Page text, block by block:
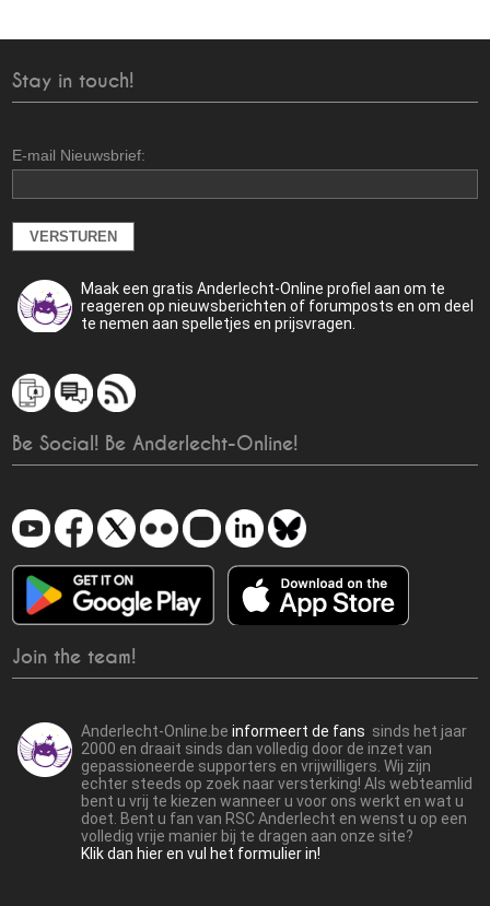
Stay in touch!
E-mail Nieuwsbrief:
Maak een gratis Anderlecht-Online profiel aan om te
reageren op nieuwsberichten of forumposts en om deel
te nemen aan spelletjes en prijsvragen.
Be Social! Be Anderlecht-Online!
Join the team!
Anderlecht-Online.beinformeert de fans sinds het jaar
2000 en draait sinds dan volledig door de inzet van
gepassioneerde supporters en vrijwilligers. Wij zijn
echter steeds op zoek naar versterking! Als webteamlid
bent u vrij te kiezen wanneer u voor ons werkt en wat u
doet. Bent u fan van RSC Anderlecht en wenst u op een
volledig vrije manier bij te dragen aan onze site?
Klik dan hier en vul het formulier in!